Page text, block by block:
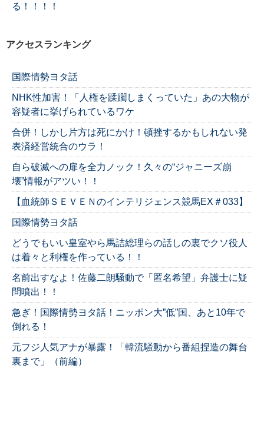
る！！！！
アクセスランキング
国際情勢ヨタ話
NHK性加害！「人権を蹂躙しまくっていた」あの大物が
容疑者に挙げられているワケ
合併！しかし片方は死にかけ！頓挫するかもしれない発
表済経営統合のウラ！
自ら破滅への扉を全力ノック！久々の“ジャニーズ崩
壊”情報がアツい！！
【血統師ＳＥＶＥＮのインテリジェンス競馬EX＃033】
国際情勢ヨタ話
どうでもいい皇室やら馬詰総理らの話しの裏でクソ役人
は着々と利権を作っている！！
名前出すなよ！佐藤二朗騒動で「匿名希望」弁護士に疑
問噴出！！
急ぎ！国際情勢ヨタ話！ニッポン大”低”国、あと10年で
倒れる！
元フジ人気アナが暴露！「韓流騒動から番組捏造の舞台
裏まで」（前編）